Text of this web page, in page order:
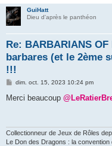
GuiHatt
Dieu d'après le panthéon
Re: BARBARIANS
barbares (et le 2ème
!!!
M
s
dim. oct. 15, 2023 10:24 pm
Merci beaucoup
Collectionneur de Jeux de Rôles
Le Don des Dragons : la